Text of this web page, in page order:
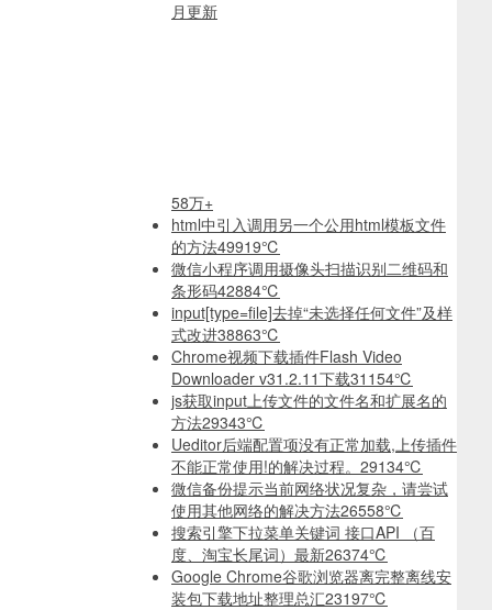
月更新
58万+
html中引入调用另一个公用html模板文件
的方法49919℃
微信小程序调用摄像头扫描识别二维码和
条形码42884℃
input[type=file]去掉“未选择任何文件”及样
式改进38863℃
Chrome视频下载插件Flash Video
Downloader v31.2.11下载31154℃
js获取input上传文件的文件名和扩展名的
方法29343℃
Ueditor后端配置项没有正常加载,上传插件
不能正常使用!的解决过程。 29134℃
微信备份提示当前网络状况复杂，请尝试
使用其他网络的解决方法26558℃
搜索引擎下拉菜单关键词 接口API （百
度、淘宝长尾词）最新26374℃
Google Chrome谷歌浏览器离完整离线安
装包下载地址整理总汇23197℃